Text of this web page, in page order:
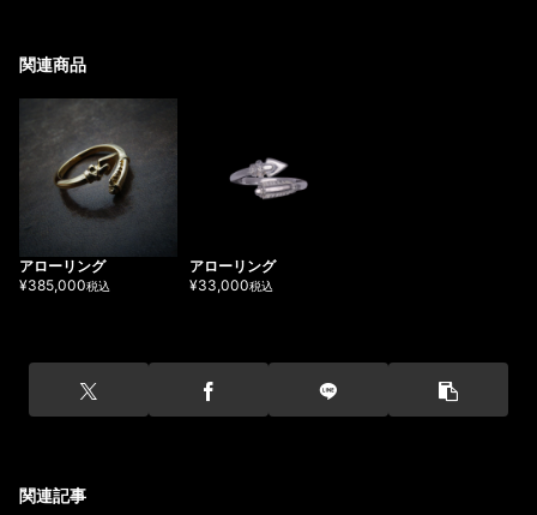
関連商品
アローリング
385,000
アローリング
33,000
関連記事